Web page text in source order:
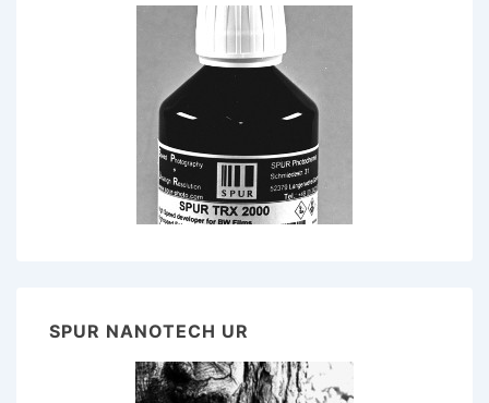
SPUR NANOTECH UR